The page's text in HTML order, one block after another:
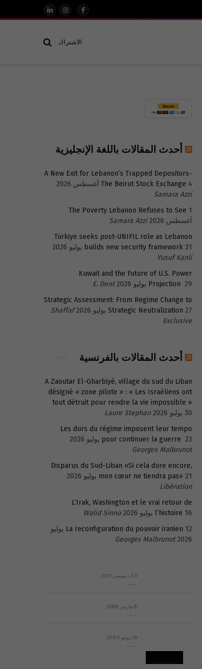
فيسبوكالانستغرام
لينكدإن
الاشتراك
أحدث المقالات باللغة الإنجليزية
A New Exit for Lebanon’s Trapped Depositors-
The Beirut Stock Exchange 4 أغسطس 2026
Samara Azzi
The Poverty Lebanon Refuses to See 1
أغسطس 2026
Samara Azzi
Türkiye seeks post-UNIFIL role as Lebanon
builds new security framework 31 يوليو 2026
Yusuf Kanli
Kuwait and the Future of U.S. Power
Projection 29 يوليو 2026
E. Dent
Strategic Assessment: From Regime Change to
Strategic Neutralization 27 يوليو 2026
Shaffaf
Exclusive
أحدث المقالات بالفرنسية
A Zaoutar El-Gharbiyé, village du sud du Liban
désigné « zone pilote » : « Les Israéliens ont
tout détruit pour rendre la vie impossible »
30 يوليو 2026
Laure Stephan
Les durs du régime imposent leur tempo
pour continuer la guerre 23 يوليو 2026
Georges Malbrunot
Disparus du Sud-Liban «Si cela dure encore,
mon cœur ne tiendra pas» 21 يوليو 2026
Libération
L’Irak, Washington et le vrai retour de
l’histoire 16 يوليو 2026
Walid Sinno
La reconfiguration du pouvoir iranien 12 يوليو
2026
Georges Malbrunot
23 ديسمبر 2011
8 مارس 2008
19 يوليو 2023